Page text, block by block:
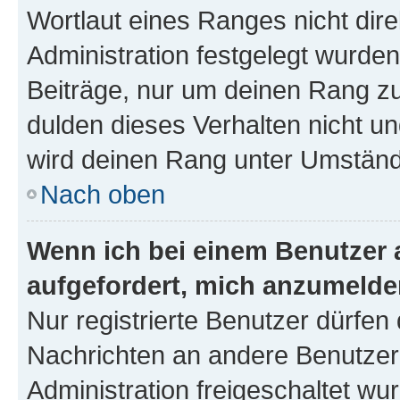
Wortlaut eines Ranges nicht
Administration festgelegt
Beiträge, nur um deinen Rang
dulden dieses Verhalten nicht
wird deinen Rang unter
Nach oben
Wenn ich bei einem
aufgefordert, mich
Nur registrierte Benutzer
Nachrichten an andere
Administration freigeschaltet